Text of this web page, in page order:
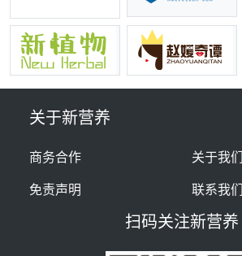
关于新营养
商务合作
关于我们
免责声明
联系我们
扫码关注新营养